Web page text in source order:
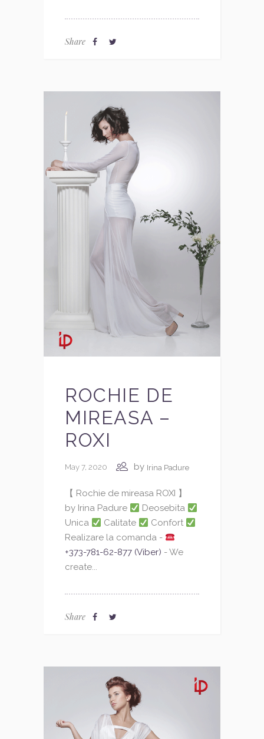
Share
ROCHIE DE
MIREASA –
ROXI
May 7, 2020 by Irina Padure
【 Rochie de mireasa ROXI 】
by Irina Padure
Deosebita
Unica
Calitate
Confort
Realizare la comanda -
+373-781-62-877 (Viber) - We
create...
Share